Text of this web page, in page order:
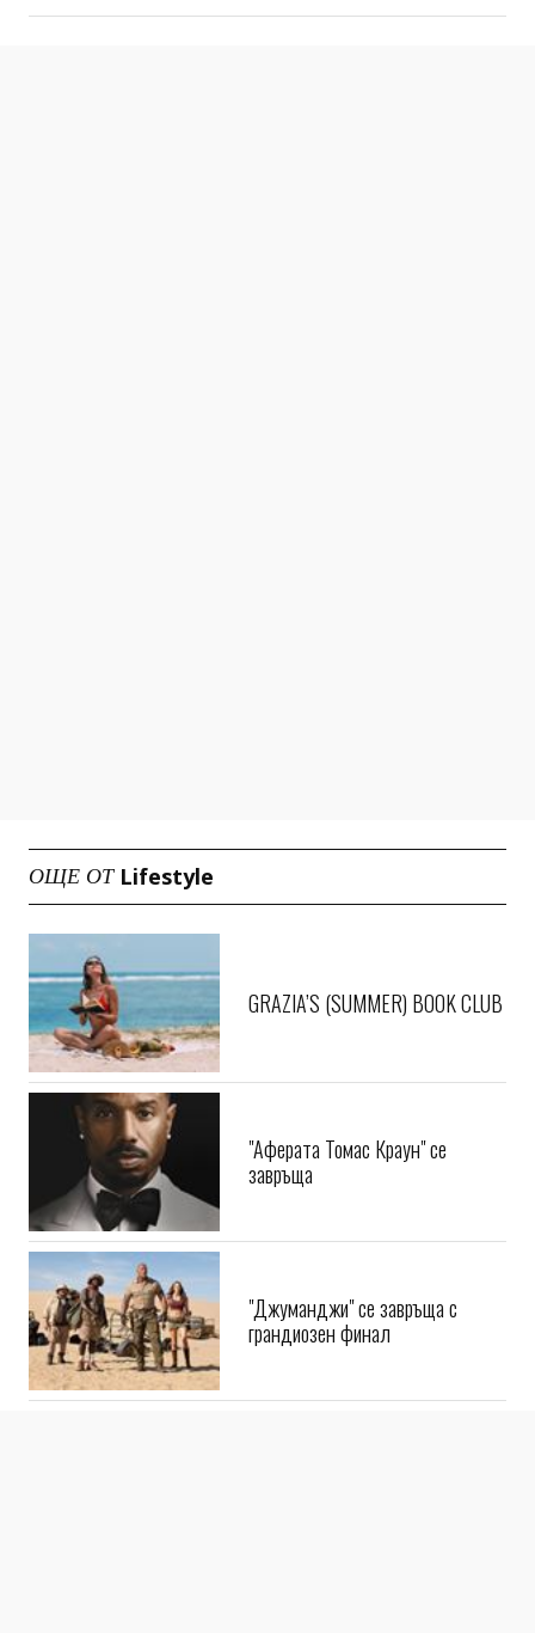
ОЩЕ ОТ Lifestyle
GRAZIA’S (SUMMER) BOOK CLUB
"Аферата Томас Краун" се
завръща
"Джуманджи" се завръща с
грандиозен финал